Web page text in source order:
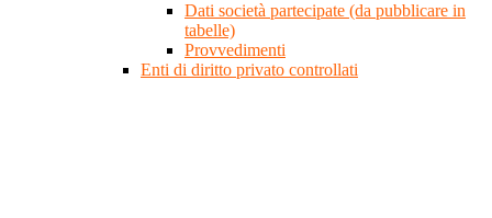
Dati società partecipate (da pubblicare in
tabelle)
Provvedimenti
Enti di diritto privato controllati